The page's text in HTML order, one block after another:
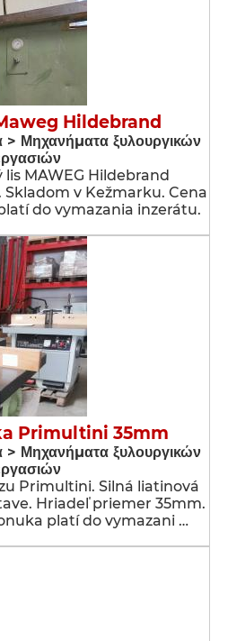
Hildebrand
Μηχανήματα ξυλουργικών
MAWEG Hildebrand
v Kežmarku. Cena
do vymazania inzerátu.
Primultini 35mm
Μηχανήματα ξυλουργικών
Primultini. Silná liatinová
Hriadeľ priemer 35mm.
platí do vymazani …